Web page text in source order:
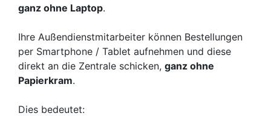
ganz ohne Laptop.
Ihre Außendienstmitarbeiter können Bestellungen
per Smartphone / Tablet aufnehmen und diese
direkt an die Zentrale schicken, ganz ohne
Papierkram.
Dies bedeutet: